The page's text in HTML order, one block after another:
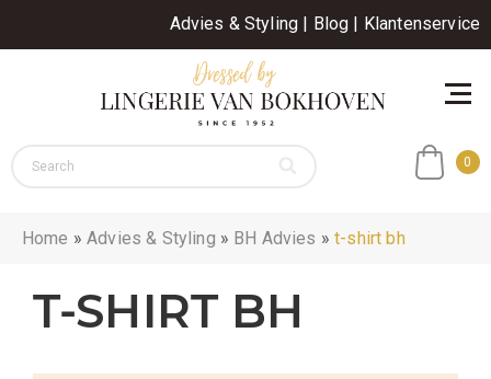
Advies & Styling | Blog | Klantenservice
0
Home »Advies & Styling » BH Advies »t-shirt bh
T-SHIRT BH